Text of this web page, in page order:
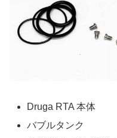
Druga RTA 本体
バブルタンク